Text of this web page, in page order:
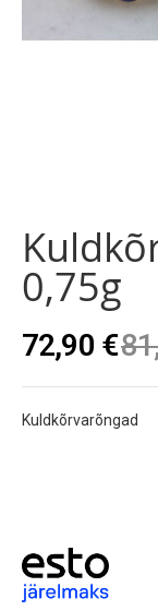
beginning
of
the
images
0,75g
72,90 €
Kuldkõrvarõngad